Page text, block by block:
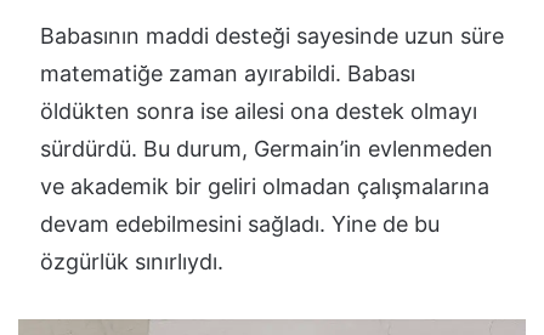
Babasının maddi desteği sayesinde uzun süre
matematiğe zaman ayırabildi. Babası
öldükten sonra ise ailesi ona destek olmayı
sürdürdü. Bu durum, Germain’in evlenmeden
ve akademik bir geliri olmadan çalışmalarına
devam edebilmesini sağladı. Yine de bu
özgürlük sınırlıydı.